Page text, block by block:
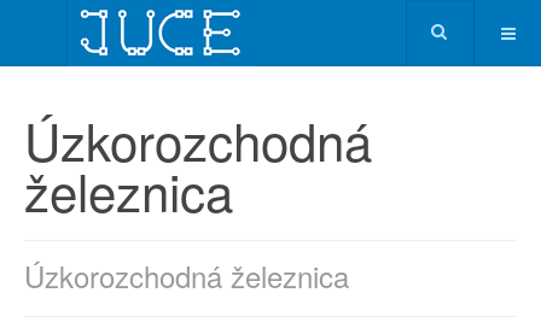
Úzkorozchodná
železnica
Úzkorozchodná železnica